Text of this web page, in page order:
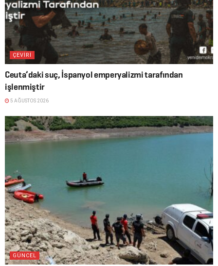
ÇEVİRİ
Ceuta’daki suç, İspanyol emperyalizmi tarafından
işlenmiştir
5 AĞUSTOS 2026
GÜNCEL